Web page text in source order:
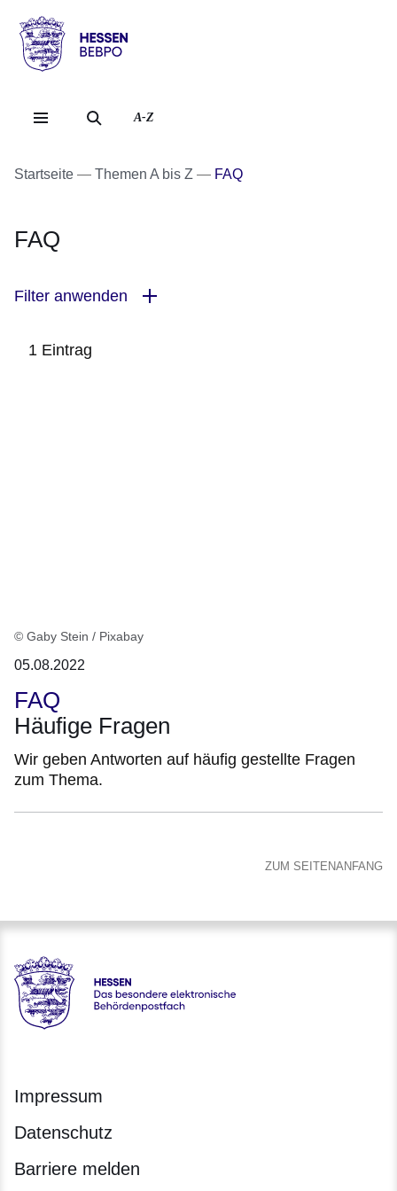
Hessen
BEBPO
A-Z
Startseite Themen A bis Z FAQ
FAQ
Filter anwenden
1 Eintrag
© Gaby Stein / Pixabay
05.08.2022
FAQ
Häufige Fragen
Wir geben Antworten auf häufig gestellte Fragen
zum Thema.
ZUM SEITENANFANG
Hessen - Das besondere elektronische Behördenpostfach
Impressum
Datenschutz
Barriere melden